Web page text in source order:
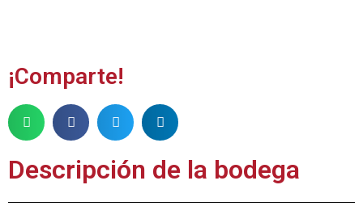
¡Comparte!
Descripción de la bodega